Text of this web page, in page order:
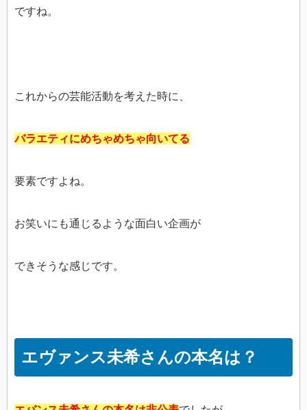
ですね。
これからの芸能活動を考えた時に、
バラエティにめちゃめちゃ向いてる
要素ですよね。
お笑いにも通じるような面白い企画が
できそうな感じです。
エヴァンス未希さんの本名は？